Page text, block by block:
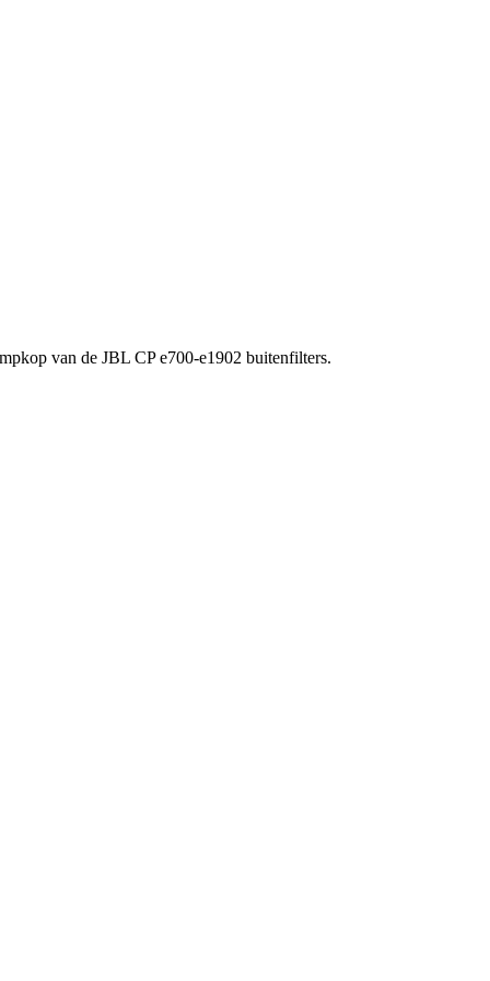
van de JBL CP e700-e1902 buitenfilters.